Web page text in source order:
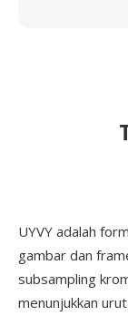
UYVY adalah
gambar dan
subsampling
menunjukkan